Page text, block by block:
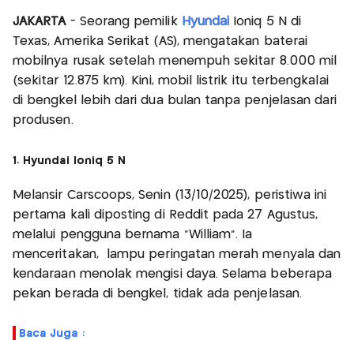
JAKARTA- Seorang pemilik Hyundai Ioniq 5 N di
Texas, Amerika Serikat (AS), mengatakan baterai
mobilnya rusak setelah menempuh sekitar 8.000 mil
(sekitar 12.875 km). Kini, mobil listrik itu terbengkalai
di bengkel lebih dari dua bulan tanpa penjelasan dari
produsen.
1. Hyundai Ioniq 5 N
Melansir Carscoops, Senin (13/10/2025), peristiwa ini
pertama kali diposting di Reddit pada 27 Agustus,
melalui pengguna bernama “William”. Ia
menceritakan, lampu peringatan merah menyala dan
kendaraan menolak mengisi daya. Selama beberapa
pekan berada di bengkel, tidak ada penjelasan.
Baca Juga :